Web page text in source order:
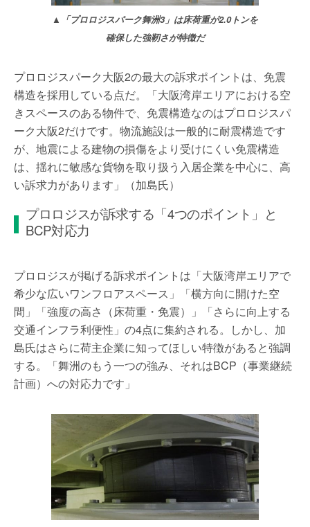
▲「プロロジスパーク舞洲3」は床荷重が2.0トンを
確保した強靭さが特徴だ
プロロジスパーク大阪2の最大の訴求ポイントは、免震
構造を採用している点だ。「大阪湾岸エリアにおける空
きスペースのある物件で、免震構造なのはプロロジスパ
ーク大阪2だけです。物流施設は一般的に耐震構造です
が、地震による建物の損傷をより受けにくい免震構造
は、揺れに敏感な貨物を取り扱う入居企業を中心に、高
い訴求力があります」（加島氏）
プロロジスが訴求する「4つのポイント」と
BCP対応力
プロロジスが掲げる訴求ポイントは「大阪湾岸エリアで
希少な広いワンフロアスペース」「横方向に開けた空
間」「強度の高さ（床荷重・免震）」「さらに向上する
交通インフラ利便性」の4点に集約される。しかし、加
島氏はさらに荷主企業に知ってほしい特徴があると強調
する。「舞洲のもう一つの強み、それはBCP（事業継続
計画）への対応力です」